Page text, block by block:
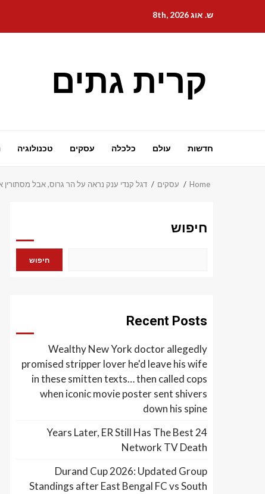
content
ש. אוג 8th, 2026
קרית גתים
חדשות עולם כלכלה עסקים טכנולוגיה
Home עסקים דגל קנדי ​​ענק נראה על הר גרוס, אבל מסתורין
חיפוש
חיפוש
Recent Posts
Wealthy New York doctor allegedly
promised stripper lover he'd leave his wife
in these smitten texts… then called cops
when iconic movie poster sent shivers
down his spine
24 Years Later, ER Still Has The Best
Network TV Death
Durand Cup 2026: Updated Group
Standings after East Bengal FC vs South